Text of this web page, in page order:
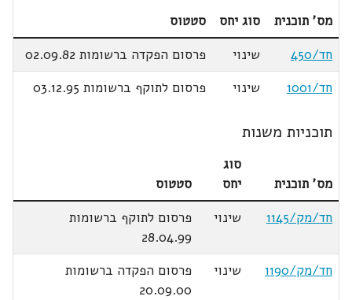
מס' תוכנית סוג יחס
סטטוס
חד/450
שינוי
פרסום הפקדה ברשומות 02.09.82
חד/1001
שינוי פרסום לתוקף ברשומות 03.12.95
תוכניות משנות
מס' תוכנית
סוג
יחס
סטטוס
חד/מק/1145
שינוי
פרסום לתוקף ברשומות
28.04.99
חד/מק/1190
שינוי
פרסום הפקדה ברשומות
20.09.00